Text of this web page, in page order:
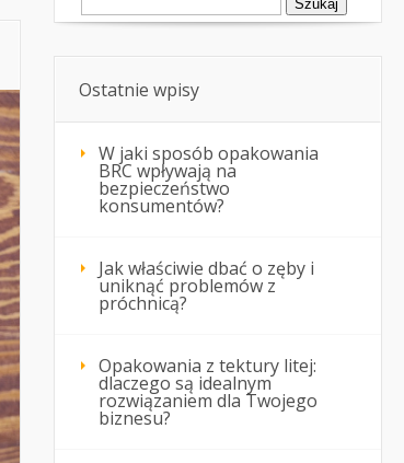
Ostatnie wpisy
W jaki sposób opakowania
BRC wpływają na
bezpieczeństwo
konsumentów?
Jak właściwie dbać o zęby i
uniknąć problemów z
próchnicą?
Opakowania z tektury litej:
dlaczego są idealnym
rozwiązaniem dla Twojego
biznesu?